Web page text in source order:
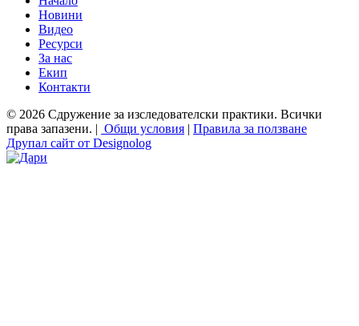
Основно меню
Новини
Видео
Ресурси
За нас
Екип
Контакти
© 2026 Сдружение за изследователски практики. Всички
права запазени. | Общи условия | Правила за ползване
Друпал сайт от Designolog